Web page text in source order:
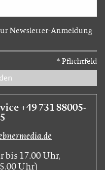
Newsletter-Anmeldung
* Pflichtfeld
+49 731 88005-
bis 17.00 Uhr,
Uhr)